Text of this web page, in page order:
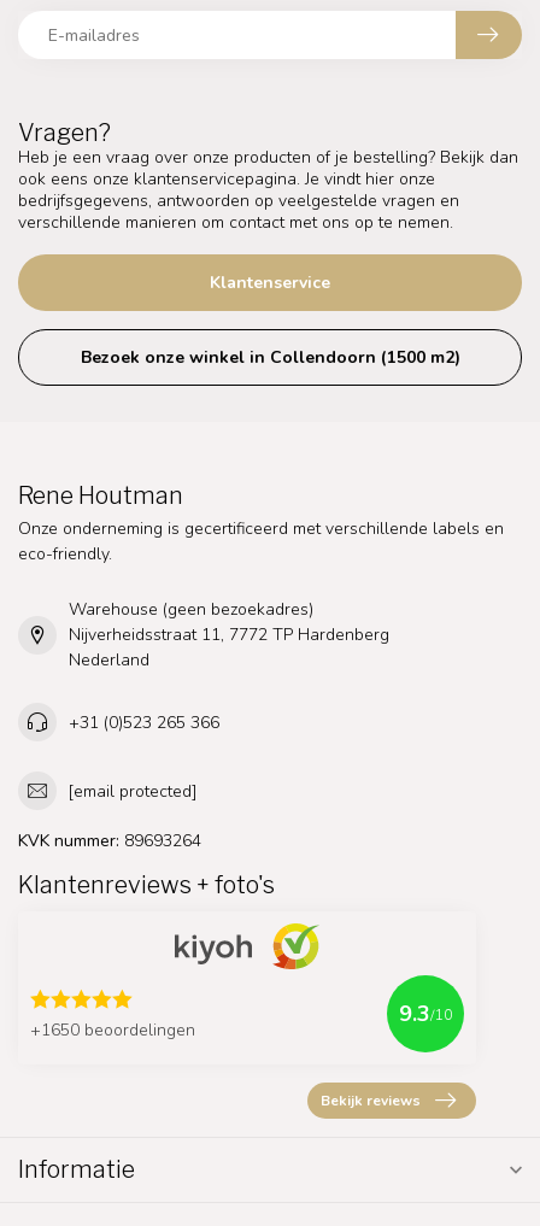
Vragen?
Heb je een vraag over onze producten of je bestelling? Bekijk dan
ook eens onze klantenservicepagina. Je vindt hier onze
bedrijfsgegevens, antwoorden op veelgestelde vragen en
verschillende manieren om contact met ons op te nemen.
Klantenservice
Bezoek onze winkel in Collendoorn (1500 m2)
Rene Houtman
Onze onderneming is gecertificeerd met verschillende labels en
eco-friendly.
Warehouse (geen bezoekadres)
Nijverheidsstraat 11, 7772 TP Hardenberg
Nederland
+31 (0)523 265 366
[email protected]
KVK nummer: 89693264
Klantenreviews + foto's
+1650 beoordelingen
9.3/10
Bekijk reviews
Informatie